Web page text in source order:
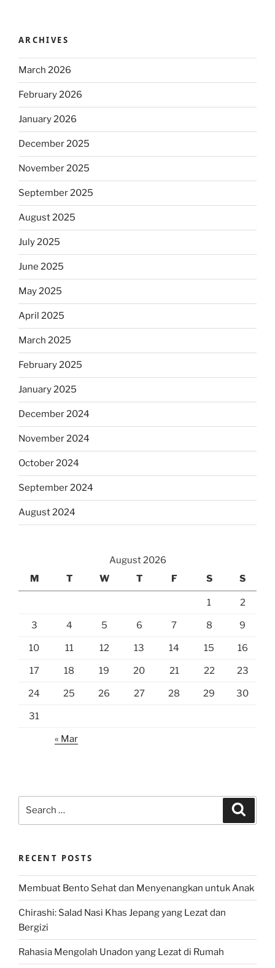
ARCHIVES
March 2026
February 2026
January 2026
December 2025
November 2025
September 2025
August 2025
July 2025
June 2025
May 2025
April 2025
March 2025
February 2025
January 2025
December 2024
November 2024
October 2024
September 2024
August 2024
August 2026
M
T W T F S S
1 2
3 4 5 6 7 8 9
10 11 12 13 14 15 16
17 18 19 20 21 22 23
24 25 26 27 28 29 30
31
« Mar
RECENT POSTS
Membuat Bento Sehat dan Menyenangkan untuk Anak
Chirashi: Salad Nasi Khas Jepang yang Lezat dan
Bergizi
Rahasia Mengolah Unadon yang Lezat di Rumah